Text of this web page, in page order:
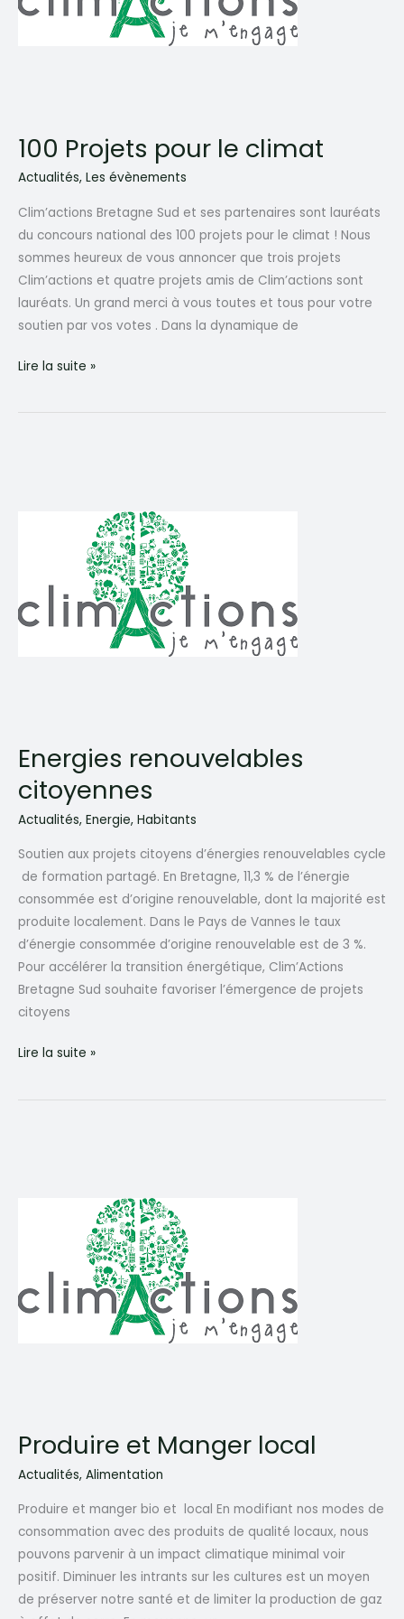
100 Projets pour le climat
Actualités, Les évènements
Clim’actions Bretagne Sud et ses partenaires sont lauréats
du concours national des 100 projets pour le climat ! Nous
sommes heureux de vous annoncer que trois projets
Clim’actions et quatre projets amis de Clim’actions sont
lauréats. Un grand merci à vous toutes et tous pour votre
soutien par vos votes . Dans la dynamique de
100
pour
Lire la suite »
Energies renouvelables
citoyennes
Actualités, Energie, Habitants
Soutien aux projets citoyens d’énergies renouvelables cycle
de formation partagé. En Bretagne, 11,3 % de l’énergie
consommée est d’origine renouvelable, dont la majorité est
produite localement. Dans le Pays de Vannes le taux
d’énergie consommée d’origine renouvelable est de 3 %.
Pour accélérer la transition énergétique, Clim’Actions
Bretagne Sud souhaite favoriser l’émergence de projets
citoyens
Energies
citoyennes
Lire la suite »
Produire et Manger local
Actualités, Alimentation
Produire et manger bio et local En modifiant nos modes de
consommation avec des produits de qualité locaux, nous
pouvons parvenir à un impact climatique minimal voir
positif. Diminuer les intrants sur les cultures est un moyen
de préserver notre santé et de limiter la production de gaz